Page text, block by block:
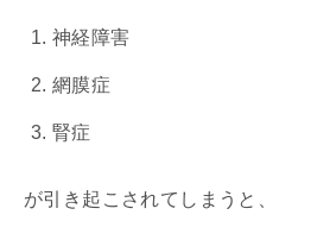
神経障害
網膜症
腎症
が引き起こされてしまうと、